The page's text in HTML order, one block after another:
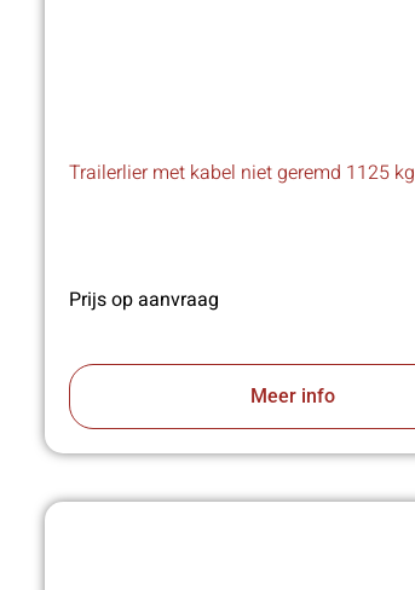
Trailerlier met kabel niet geremd 1125 kg
Prijs op aanvraag
Meer info